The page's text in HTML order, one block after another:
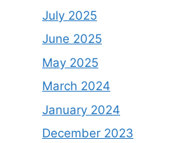
July 2025
June 2025
May 2025
March 2024
January 2024
December 2023